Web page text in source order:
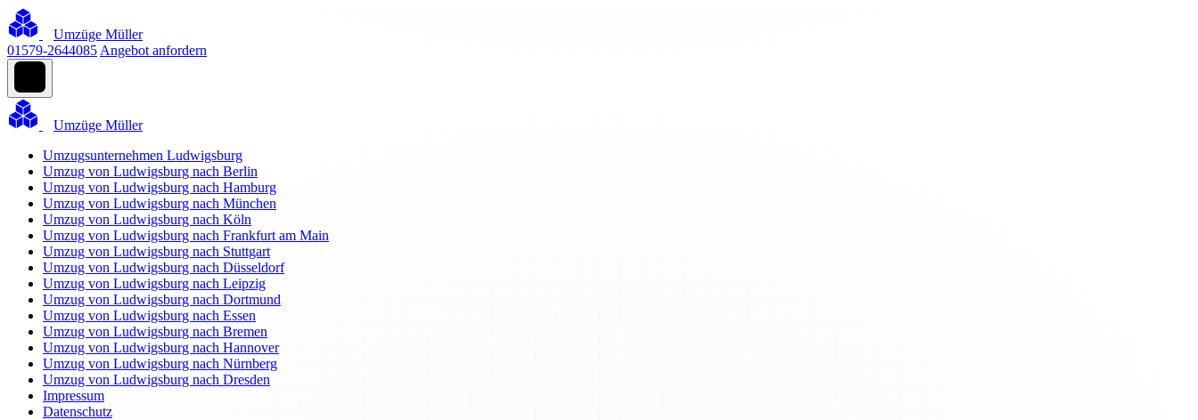
Umzüge Müller
01579-2644085 Angebot anfordern
Umzüge Müller
Umzugsunternehmen Ludwigsburg
Umzug von Ludwigsburg nach Berlin
Umzug von Ludwigsburg nach Hamburg
Umzug von Ludwigsburg nach München
Umzug von Ludwigsburg nach Köln
Umzug von Ludwigsburg nach Frankfurt am Main
Umzug von Ludwigsburg nach Stuttgart
Umzug von Ludwigsburg nach Düsseldorf
Umzug von Ludwigsburg nach Leipzig
Umzug von Ludwigsburg nach Dortmund
Umzug von Ludwigsburg nach Essen
Umzug von Ludwigsburg nach Bremen
Umzug von Ludwigsburg nach Hannover
Umzug von Ludwigsburg nach Nürnberg
Umzug von Ludwigsburg nach Dresden
Impressum
Datenschutz